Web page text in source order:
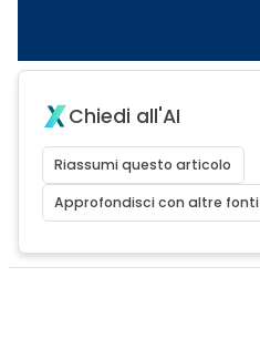
Chiedi all'AI
Riassumi questo articolo
Approfondisci con altre fonti